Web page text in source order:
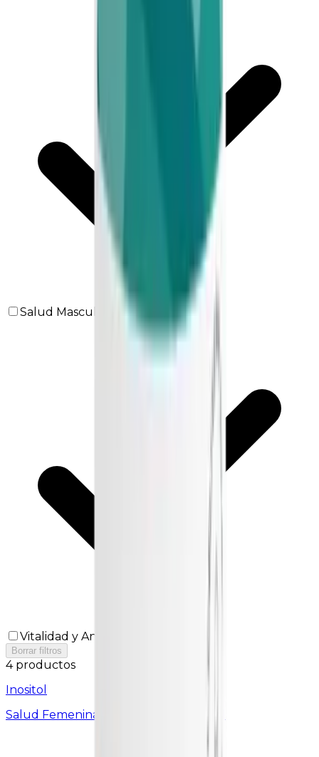
Salud Masculina
Vitalidad y Antifatiga
Borrar filtros
4 productos
Inositol
Salud Femenina y Equilibrio Hormonal